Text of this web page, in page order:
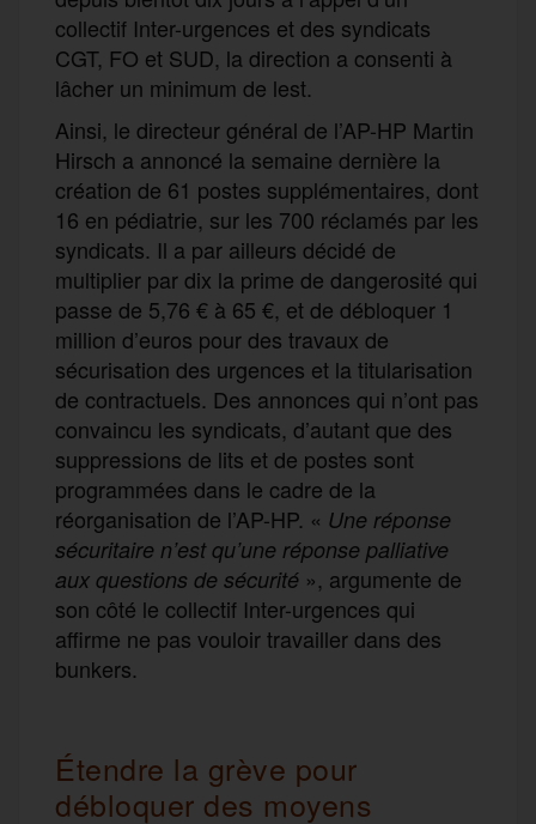
collectif Inter-urgences et des syndicats
CGT, FO et SUD, la direction a consenti à
lâcher un minimum de lest.
Ainsi, le directeur général de l’AP-HP Martin
Hirsch a annoncé la semaine dernière la
création de 61 postes supplémentaires, dont
16 en pédiatrie, sur les 700 réclamés par les
syndicats. Il a par ailleurs décidé de
multiplier par dix la prime de dangerosité qui
passe de 5,76 € à 65 €, et de débloquer 1
million d’euros pour des travaux de
sécurisation des urgences et la titularisation
de contractuels. Des annonces qui n’ont pas
convaincu les syndicats, d’autant que des
suppressions de lits et de postes sont
programmées dans le cadre de la
réorganisation de l’AP-HP. « Une réponse
sécuritaire n’est qu’une réponse palliative
aux questions de sécurité », argumente de
son côté le collectif Inter-urgences qui
affirme ne pas vouloir travailler dans des
bunkers.
Étendre la grève pour
débloquer des moyens